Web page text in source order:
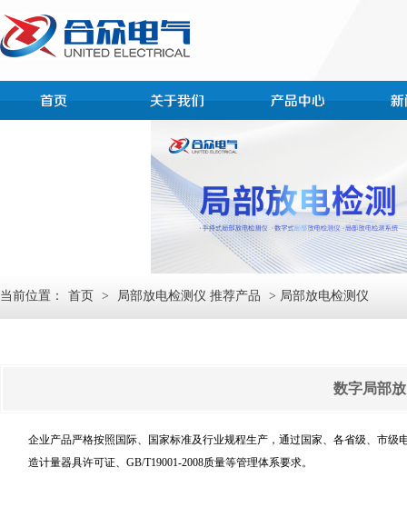
当前位置： 首页 > 局部放电检测仪 推荐产品 > 局部放电检测仪
数字局部
企业产品严格按照国际、国家标准及行业规程生产，通过国家、各省级、市
造计量器具许可证、GB/T19001-2008质量等管理体系要求。